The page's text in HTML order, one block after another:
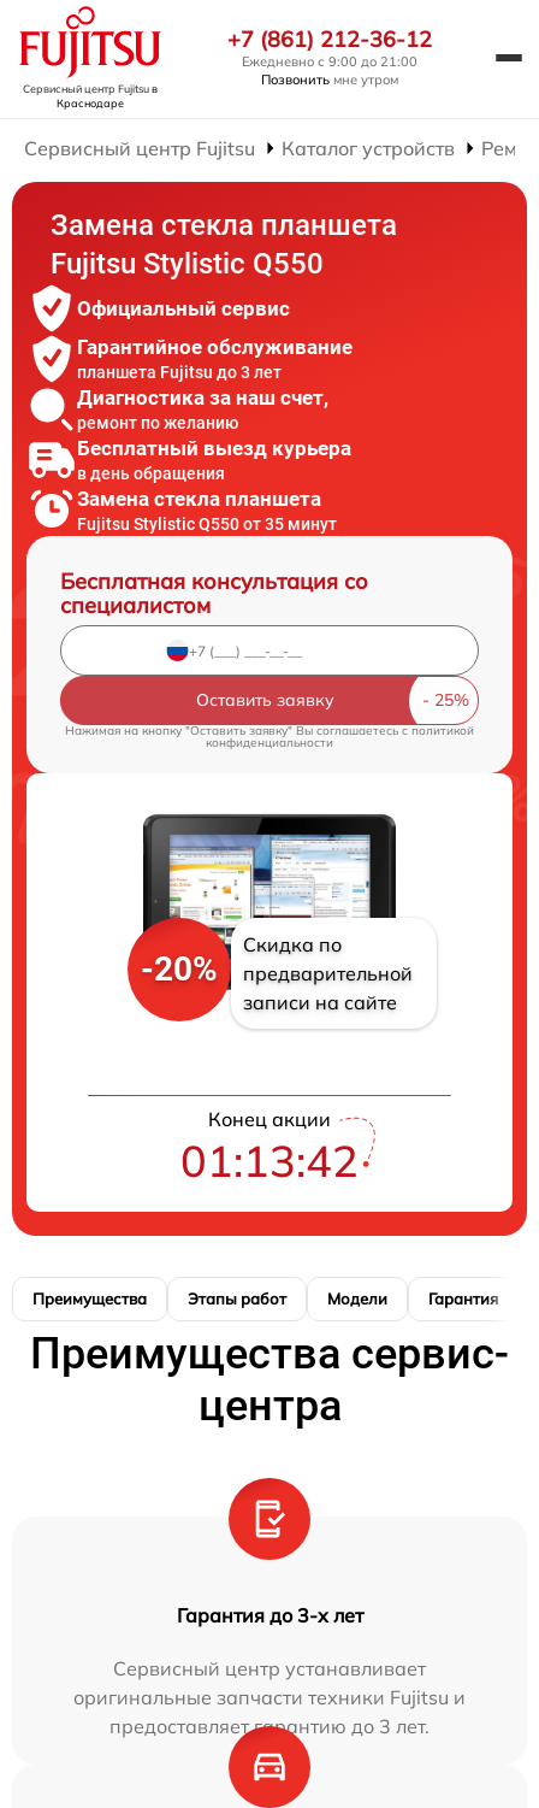
Сервисный центр Fujitsuв
Краснодаре
+7 (861) 212-36-12
Ежедневно с 9:00 до 21:00
Позвонить мне утром
Сервисный центр Fujitsu Каталог устройств
Замена стекла планшета
Fujitsu Stylistic Q550
Официальный сервис
Гарантийное обслуживание
планшета Fujitsu до 3 лет
Диагностика за наш счет,
ремонт по желанию
Бесплатный выезд курьера
в день обращения
Замена стекла планшета
Fujitsu Stylistic Q550 от 35 минут
Бесплатная консультация со
специалистом
Оставить заявку
Нажимая на кнопку "Оставить заявку" Вы соглашаетесь cполитикой
конфиденциальности
-20%
Скидка по
предварительной
записи на сайте
Конец акции
01:13:41
Преимущества Этапы работ Модели Гарантия
Преимущества сервис-
центра
Гарантия до 3-х лет
Сервисный центр устанавливает
оригинальные запчасти техники Fujitsu и
предоставляет гарантию до 3 лет.